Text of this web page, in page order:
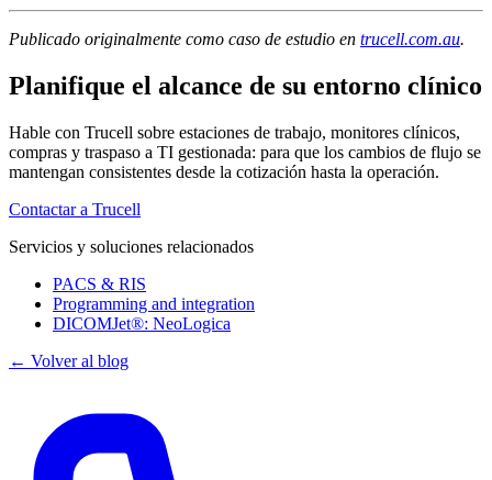
Publicado originalmente como caso de estudio en trucell.com.au.
Planifique el alcance de su entorno clínico
Hable con Trucell sobre estaciones de trabajo, monitores clínicos,
compras y traspaso a TI gestionada: para que los cambios de flujo se
mantengan consistentes desde la cotización hasta la operación.
Contactar a Trucell
Servicios y soluciones relacionados
PACS & RIS
Programming and integration
DICOMJet®: NeoLogica
← Volver al blog